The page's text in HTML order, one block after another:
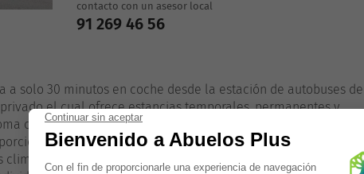
contacto con un asesor local
91 269 46 56
a solo 30 minutos en coche desde la estación de autobuses de
el cual ofrece estancias temporales, permanentes y
cuenta con áreas de descanso y comedor. Llenas con
un lugar acogedor y confortable al que llamar hogar.
parking y biblioteca; luminosos corredores. La